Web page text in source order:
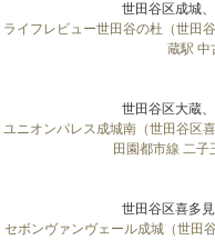
世田谷区成城
ライフレビュー世田谷の杜（世田
蔵駅 中
世田谷区大蔵
ユニオンパレス成城南（世田谷区
田園都市線 二子
世田谷区喜多
セボンヴァンヴェール成城（世田